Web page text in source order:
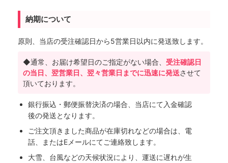
納期について
原則、当店の受注確認日から5営業日以内に発送致します。
◆通常、お届け希望日のご指定がない場合、 受注確認日
の当日、翌営業日、翌々営業日までに迅速に発送させて
頂いております。
銀行振込・郵便振替決済の場合、当店にて入金確認
後の発送となります。
ご注文頂きました商品が在庫切れなどの場合は、電
話、またはEメールにてご連絡致します。
大雪、台風などの天候状況により、運送に遅れが生